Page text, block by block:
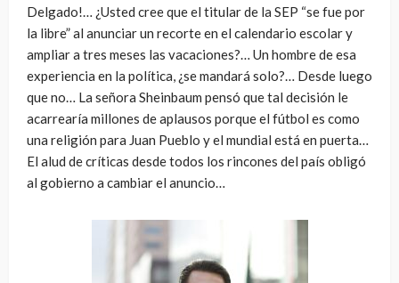
Delgado!… ¿Usted cree que el titular de la SEP “se fue por
la libre” al anunciar un recorte en el calendario escolar y
ampliar a tres meses las vacaciones?… Un hombre de esa
experiencia en la política, ¿se mandará solo?… Desde luego
que no… La señora Sheinbaum pensó que tal decisión le
acarrearía millones de aplausos porque el fútbol es como
una religión para Juan Pueblo y el mundial está en puerta…
El alud de críticas desde todos los rincones del país obligó
al gobierno a cambiar el anuncio…